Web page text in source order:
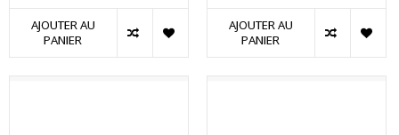
AJOUTER AU
PANIER
AJOUTER AU
PANIER